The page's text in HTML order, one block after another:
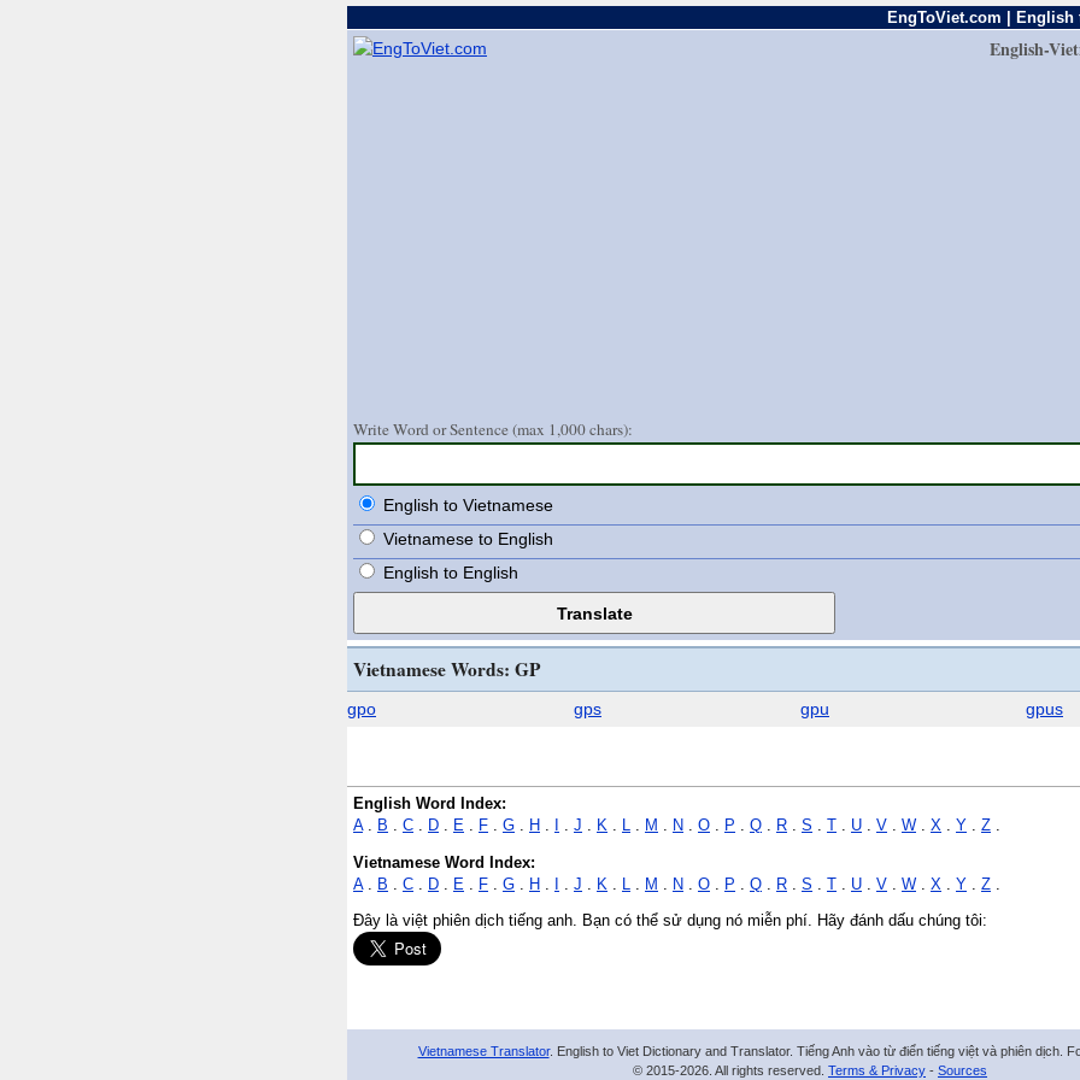
EngToViet.com |
English-
Write Word or Sentence (max 1,000 chars):
English to Vietnamese
Vietnamese to English
English to English
Vietnamese Words: GP
gpo gps gpu gpus
English Word Index:
A. B . C . D . E . F . G . H . . J . K . L . M . N . O . P . Q . R . S . . U . V . W . X . Y . Z .
Vietnamese Word Index:
A. B C D E F G H J K M N O P Q R S T U V W X Y Z
Đây là việt phiên dịch tiếng anh. Bạn có thể sử dụng nó miễn phí. Hãy đánh dấu chúng tôi:
Vietnamese Translator. English to Viet Dictionary and Translator. Tiếng Anh vào từ điển tiếng việt và phiên dịch.
© 2015-2026. All rights reserved. Terms & Privacy - Sources